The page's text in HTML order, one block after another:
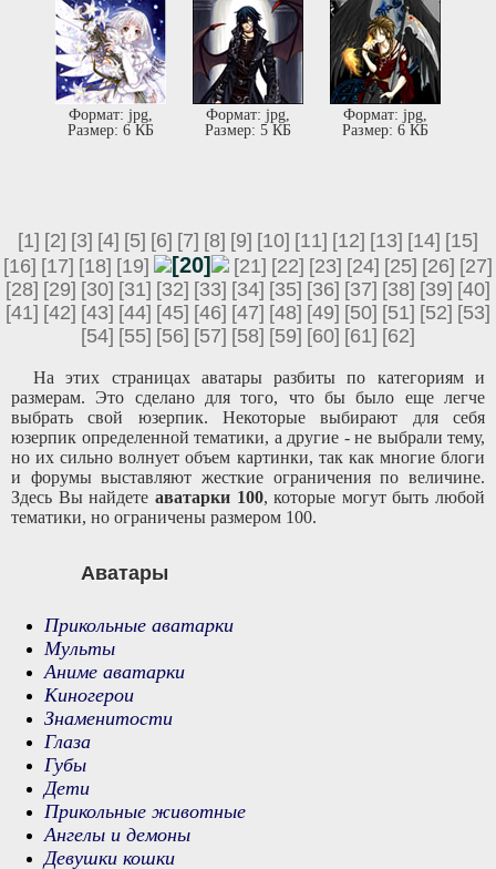
Формат: jpg,
Размер: 6 КБ
Формат: jpg,
Размер: 5 КБ
Формат: jpg,
Размер: 6 КБ
[1] [2] [3] [4] [5] [6] [7] [8] [9] [10] [11] [12] [13] [14] [15]
[16] [17] [18] [19] [20] [21] [22] [23] [24] [25] [26] [27]
[28] [29] [30] [31] [32] [33] [34] [35] [36] [37] [38] [39] [40]
[41] [42] [43] [44] [45] [46] [47] [48] [49] [50] [51] [52] [53]
[54] [55] [56] [57] [58] [59] [60] [61] [62]
На этих страницах аватары разбиты по категориям и
размерам. Это сделано для того, что бы было еще легче
выбрать свой юзерпик. Некоторые выбирают для себя
юзерпик определенной тематики, а другие - не выбрали тему,
но их сильно волнует объем картинки, так как многие блоги
и форумы выставляют жесткие ограничения по величине.
Здесь Вы найдете аватарки 100, которые могут быть любой
тематики, но ограничены размером 100.
Аватары
Прикольные аватарки
Мульты
Аниме аватарки
Киногерои
Знаменитости
Глаза
Губы
Дети
Прикольные животные
Ангелы и демоны
Девушки кошки